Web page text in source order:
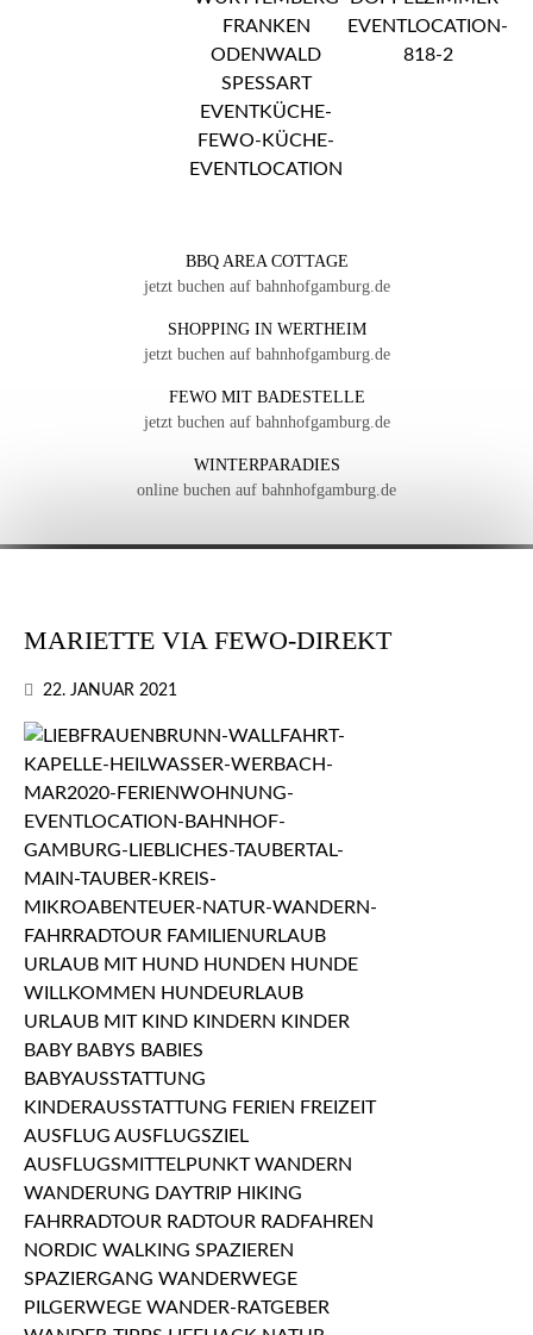
BBQ AREA COTTAGE
jetzt buchen auf bahnhofgamburg.de
SHOPPING IN WERTHEIM
jetzt buchen auf bahnhofgamburg.de
FEWO MIT BADESTELLE
jetzt buchen auf bahnhofgamburg.de
WINTERPARADIES
online buchen auf bahnhofgamburg.de
MARIETTE VIA FEWO-DIREKT
22. JANUAR 2021